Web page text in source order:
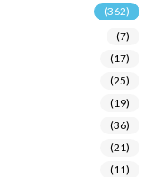
(362)
(7)
(17)
(25)
(19)
(36)
(21)
(11)